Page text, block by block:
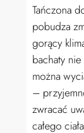
Tańczona
pobudza
gorący
bachaty
można
–
zwracać
całego